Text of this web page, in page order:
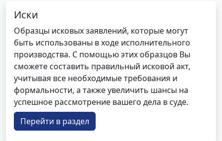
Иски
Образцы исковых заявлений, которые могут
быть использованы в ходе исполнительного
производства. С помощью этих образцов Вы
сможете составить правильный исковой акт,
учитывая все необходимые требования и
формальности, а также увеличить шансы на
успешное рассмотрение вашего дела в суде.
Перейти в раздел